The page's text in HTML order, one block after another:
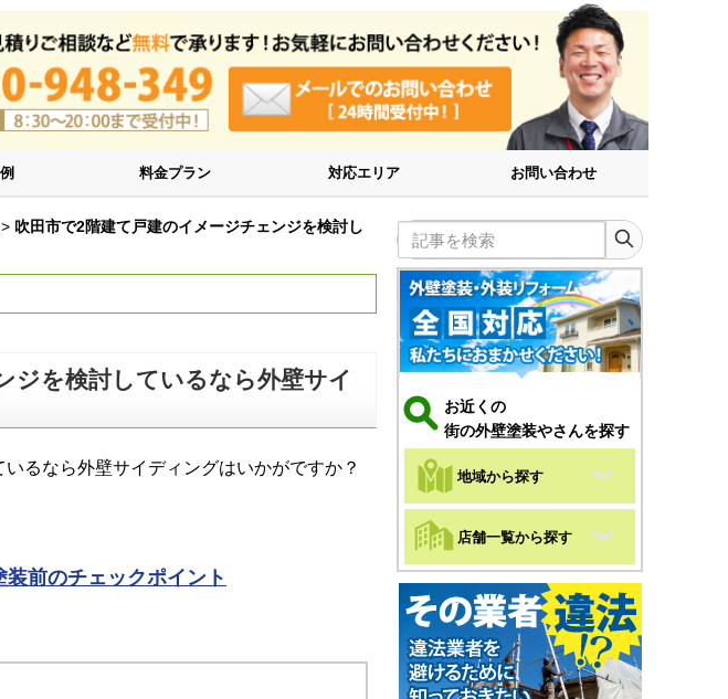
料金プラン 対応エリア お問い合わせ
> 吹田市で2階建て戸建のイメージチェンジを検討し
ジを検討しているなら外壁サイ
るなら外壁サイディングはいかがですか？
前のチェックポイント
記事を検索
お近くの
街の外壁塗装やさんを探す
地域から探す
店舗一覧から探す